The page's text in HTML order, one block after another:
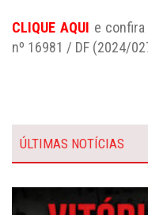
CLIQUE AQUI e
nº 16981 / DF (2024/
ÚLTIMAS NOTÍCIAS